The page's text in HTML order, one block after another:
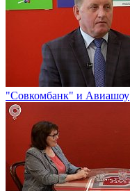
"Совкомбанк" и Авиашоу